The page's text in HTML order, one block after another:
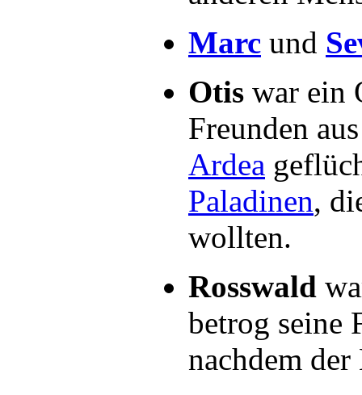
Marc und
Otis war ein
Freunden
Ardea
Paladinen,
wollten.
Rosswald
betrog
nachdem